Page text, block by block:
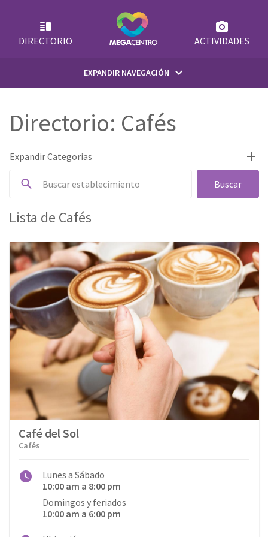
contentDIRECTORIO ACTIVIDADES
EXPANDIR NAVEGACIÓN keyboard_arrow_down
SUGERENCIAS
CONTACTO
Directorio: Cafés
Expandir Categorias add
Todos
Accesorios & Joyería
Bancos
Belleza
Cafés
Calzados
Departamental
Dulcerías & Heladerías
Educación
Entretenimiento
Especializadas
Buscar
Lista de Cafés
Café del Sol
Cafés
Lunes a Sábado
10:00 am a 8:00 pm
Domingos y feriados
10:00 am a 6:00 pm